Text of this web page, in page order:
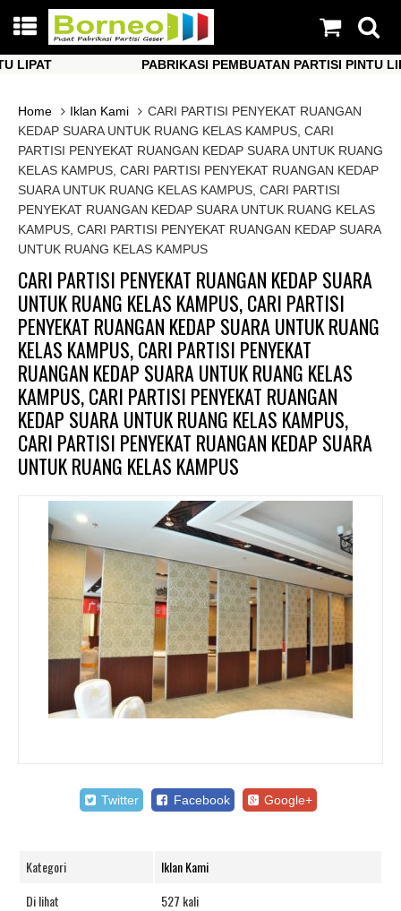
PABRIKASI PEMBUATAN PARTISI PINTU LIPAT
Home
Iklan Kami
CARI PARTISI PENYEKAT RUANGAN
KEDAP SUARA UNTUK RUANG KELAS KAMPUS, CARI
PARTISI PENYEKAT RUANGAN KEDAP SUARA UNTUK RUANG
KELAS KAMPUS, CARI PARTISI PENYEKAT RUANGAN KEDAP
SUARA UNTUK RUANG KELAS KAMPUS, CARI PARTISI
PENYEKAT RUANGAN KEDAP SUARA UNTUK RUANG KELAS
KAMPUS, CARI PARTISI PENYEKAT RUANGAN KEDAP SUARA
UNTUK RUANG KELAS KAMPUS
CARI PARTISI PENYEKAT RUANGAN KEDAP SUARA
UNTUK RUANG KELAS KAMPUS, CARI PARTISI
PENYEKAT RUANGAN KEDAP SUARA UNTUK RUANG
KELAS KAMPUS, CARI PARTISI PENYEKAT
RUANGAN KEDAP SUARA UNTUK RUANG KELAS
KAMPUS, CARI PARTISI PENYEKAT RUANGAN
KEDAP SUARA UNTUK RUANG KELAS KAMPUS,
CARI PARTISI PENYEKAT RUANGAN KEDAP SUARA
UNTUK RUANG KELAS KAMPUS
Twitter Facebook Google+
Kategori
Iklan Kami
Di lihat
527 kali